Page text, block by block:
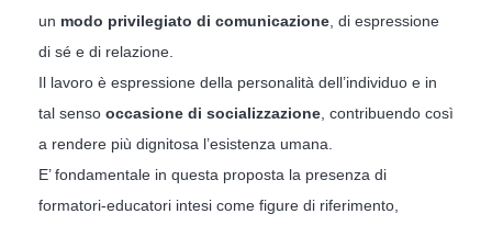
un modo privilegiato di comunicazione , di espressione
di sé e di relazione.
Il lavoro è espressione della personalità dell’individuo e in
tal senso occasione di socializzazione , contribuendo così
a rendere più dignitosa l’esistenza umana.
E’ fondamentale in questa proposta la presenza di
formatori-educatori intesi come figure di riferimento,